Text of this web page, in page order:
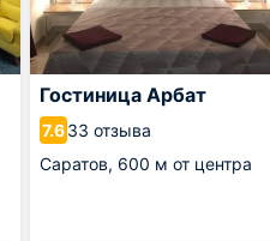
Гостиница Арбат
7.633 отзыва
Саратов, 600 м от центра